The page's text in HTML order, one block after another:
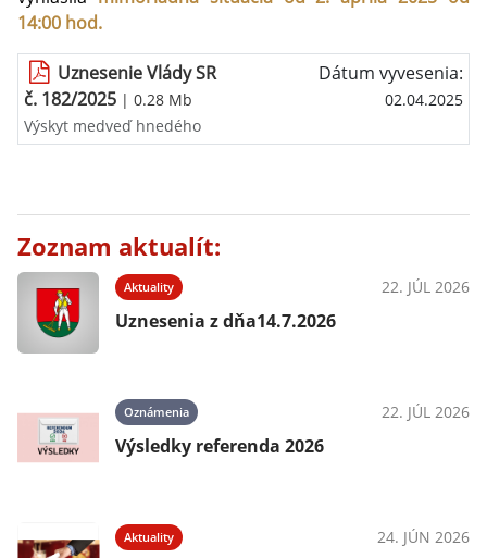
14:00 hod.
Uznesenie Vlády SR
č. 182/2025 | 0.28 Mb
Dátum vyvesenia:
02.04.2025
Výskyt medveď hnedého
Zoznam aktualít:
Aktuality 22. JÚL 2026
Uznesenia z dňa14.7.2026
Oznámenia 22. JÚL 2026
Výsledky referenda 2026
Aktuality 24. JÚN 2026